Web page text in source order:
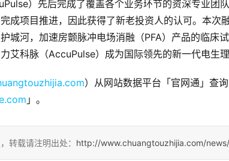
）先后完成了覆盖各个业务环节的资深专业团
成项目推进，因此获得了新老投资人的认可。本次
城河，加速房颤脉冲电场消融（PFA）产品的临床
艾科脉（AccuPulse）成为国际领先的新一代电生理
）从网站数据平台「官网通」查
」。
转载请注明出处： http://www.chuangtouzhijia.com/